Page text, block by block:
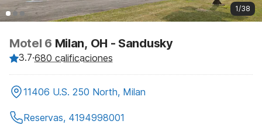
1/38
Motel 6 Milan, OH - Sandusky
3.7·680 calificaciones
11406 U.S. 250 North, Milan
Reservas, 4194998001